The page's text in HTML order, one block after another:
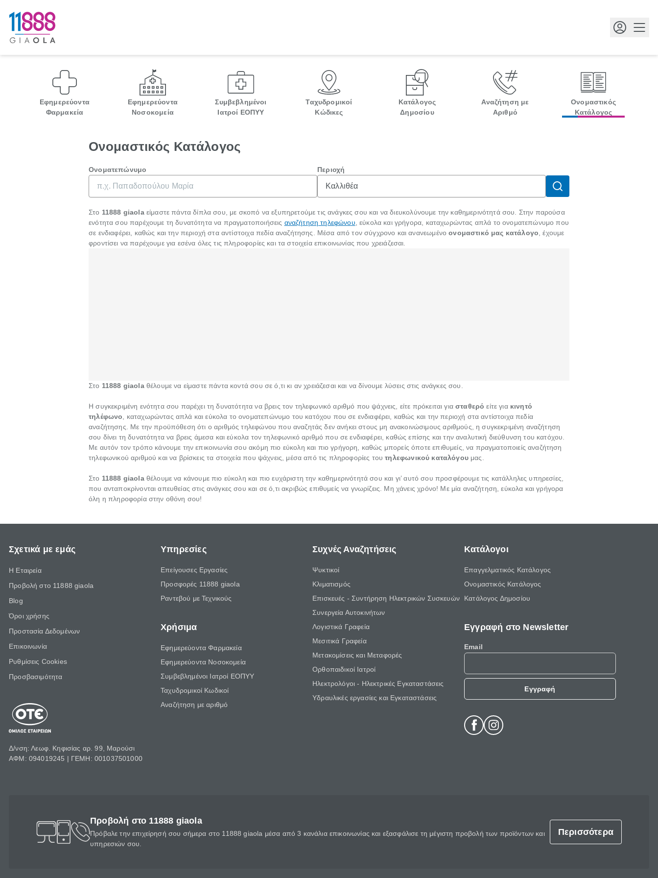
Εφημερεύοντα
Φαρμακεία
Εφημερεύοντα
Νοσοκομεία
Συμβεβλημένοι
Ιατροί ΕΟΠΥΥ
Ταχυδρομικοί
Κώδικες
Κατάλογος
Δημοσίου
Αναζήτηση με
Αριθμό
Ονομαστικός
Κατάλογος
Ονομαστικός Κατάλογος
Ονοματεπώνυμο Περιοχή
Στο 11888 giaolaείμαστε πάντα δίπλα σου, με σκοπό να εξυπηρετούμε τις ανάγκες σου και να διευκολύνουμε την καθημερινότητά σου. Στην παρούσα
ενότητα σου παρέχουμε τη δυνατότητα να πραγματοποιήσεις αναζήτηση τηλεφώνου , εύκολα και γρήγορα, καταχωρώντας απλά το ονοματεπώνυμο που
σε ενδιαφέρει, καθώς και την περιοχή στα αντίστοιχα πεδία αναζήτησης. Μέσα από τον σύγχρονο και ανανεωμένοονομαστικό μας κατάλογο , έχουμε
φροντίσει να παρέχουμε για εσένα όλες τις πληροφορίες και τα στοιχεία επικοινωνίας που χρειάζεσαι.
Στο 11888 giaolaθέλουμε να είμαστε πάντα κοντά σου σε ό,τι κι αν χρειάζεσαι και να δίνουμε λύσεις στις ανάγκες σου.
Η συγκεκριμένη ενότητα σου παρέχει τη δυνατότητα να βρεις τον τηλεφωνικό αριθμό που ψάχνεις, είτε πρόκειται γιασταθερό είτε για κινητό
τηλέφωνο , καταχωρώντας απλά και εύκολα το ονοματεπώνυμο του κατόχου που σε ενδιαφέρει, καθώς και την περιοχή στα αντίστοιχα πεδία
αναζήτησης. Με την προϋπόθεση ότι ο αριθμός τηλεφώνου που αναζητάς δεν ανήκει στους μη ανακοινώσιμους αριθμούς, η συγκεκριμένη αναζήτηση
σου δίνει τη δυνατότητα να βρεις άμεσα και εύκολα τον τηλεφωνικό αριθμό που σε ενδιαφέρει, καθώς επίσης και την αναλυτική διεύθυνση του κατόχου.
Με αυτόν τον τρόπο κάνουμε την επικοινωνία σου ακόμη πιο εύκολη και πιο γρήγορη, καθώς μπορείς όποτε επιθυμείς, να πραγματοποιείς αναζήτηση
τηλεφωνικού αριθμού και να βρίσκεις τα στοιχεία που ψάχνεις, μέσα από τις πληροφορίες τουτηλεφωνικού καταλόγουμας.
Στο 11888 giaolaθέλουμε να κάνουμε πιο εύκολη και πιο ευχάριστη την καθημερινότητά σου και γι’ αυτό σου προσφέρουμε τις κατάλληλες υπηρεσίες,
που ανταποκρίνονται απευθείας στις ανάγκες σου και σε ό,τι ακριβώς επιθυμείς να γνωρίζεις. Μη χάνεις χρόνο! Με μία αναζήτηση, εύκολα και γρήγορα
όλη η πληροφορία στην οθόνη σου!
Σχετικά με εμάς
Η Εταιρεία
Προβολή στο 11888 giaola
Blog
Όροι χρήσης
Προστασία Δεδομένων
Επικοινωνία
Ρυθμίσεις Cookies
Προσβασιμότητα
Δ/νση: Λεωφ. Κηφισίας αρ. 99, Μαρούσι
ΑΦΜ: 094019245 | ΓΕΜΗ: 001037501000
Υπηρεσίες
Επείγουσες Εργασίες
Προσφορές 11888 giaola
Ραντεβού με Τεχνικούς
Χρήσιμα
Εφημερεύοντα Φαρμακεία
Εφημερεύοντα Νοσοκομεία
Συμβεβλημένοι Ιατροί ΕΟΠΥΥ
Ταχυδρομικοί Κωδικοί
Αναζήτηση με αριθμό
Συχνές Αναζητήσεις
Ψυκτικοί
Κλιματισμός
Επισκευές - Συντήρηση Ηλεκτρικών Συσκευών
Συνεργεία Αυτοκινήτων
Λογιστικά Γραφεία
Μεσιτικά Γραφεία
Μετακομίσεις και Μεταφορές
Ορθοπαιδικοί Ιατροί
Ηλεκτρολόγοι - Ηλεκτρικές Εγκαταστάσεις
Υδραυλικές εργασίες και Εγκαταστάσεις
Κατάλογοι
Επαγγελματικός Κατάλογος
Ονομαστικός Κατάλογος
Κατάλογος Δημοσίου
Εγγραφή στο Newsletter
Email
Εγγραφή
Προβολή στο 11888 giaola
Πρόβαλε την επιχείρησή σου σήμερα στο 11888 giaola μέσα από 3 κανάλια επικοινωνίας και εξασφάλισε τη μέγιστη προβολή των προϊόντων και
υπηρεσιών σου.
Περισσότερα